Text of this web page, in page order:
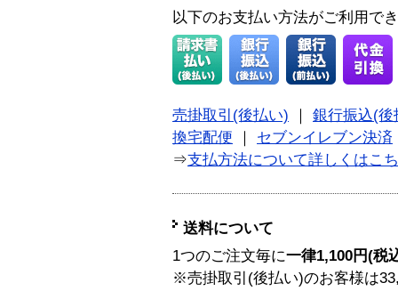
以下のお支払い方法がご利用で
売掛取引(後払い)
銀行振込(後
換宅配便
セブンイレブン決済
⇒支払方法について詳しくはこ
送料について
1つのご注文毎に一律1,100円(税
※売掛取引(後払い)のお客様は